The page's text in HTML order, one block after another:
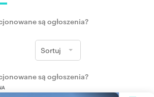
są ogłoszenia?
Sortuj
są ogłoszenia?